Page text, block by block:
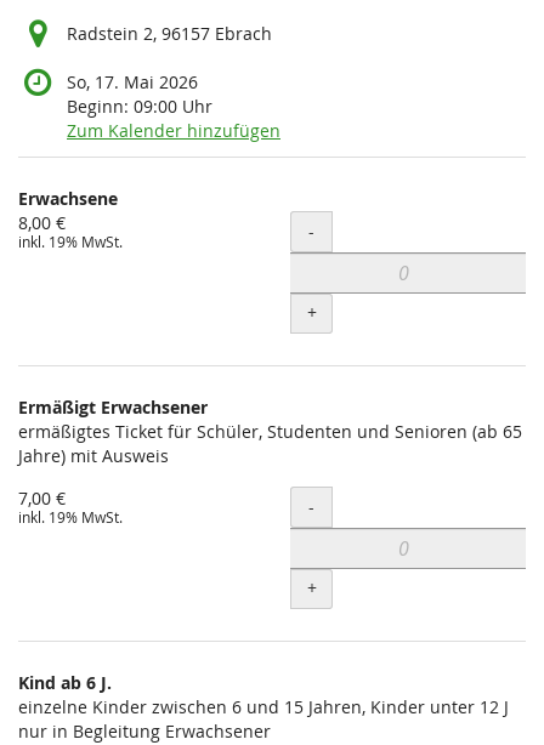
Radstein 2, 96157 Ebrach
So, 17. Mai 2026
Beginn: 09:00 Uhr
Zum Kalender hinzufügen
Produkte
Unkategorisierte
Produkte
Erwachsene
8,00 €
inkl. 19% MwSt. Menge
-
+
Ermäßigt Erwachsener
ermäßigtes Ticket für Schüler, Studenten und Senioren (ab 65
Jahre) mit Ausweis
7,00 €
inkl. 19% MwSt. Menge
-
+
Kind ab 6 J.
einzelne Kinder zwischen 6 und 15 Jahren, Kinder unter 12 J
nur in Begleitung Erwachsener